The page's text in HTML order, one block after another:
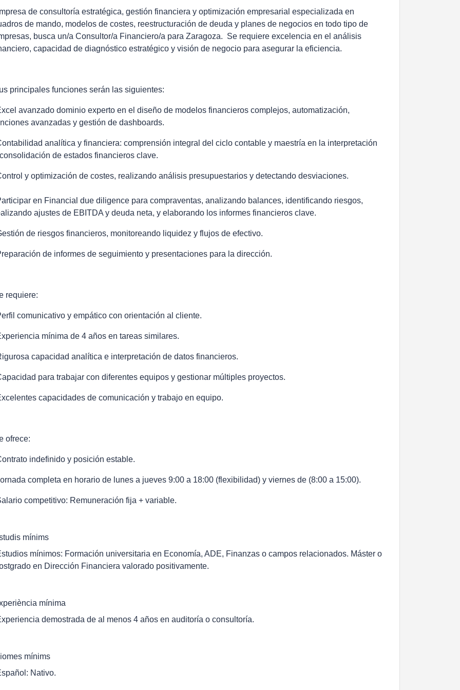
de consultoría estratégica, gestión financiera y optimización empresarial especializada en
de mando, modelos de costes, reestructuración de deuda y planes de negocios en todo tipo de
busca un/a Consultor/a Financiero/a para Zaragoza. Se requiere excelencia en el análisis
capacidad de diagnóstico estratégico y visión de negocio para asegurar la eficiencia.
principales funciones serán las siguientes:
avanzado dominio experto en el diseño de modelos financieros complejos, automatización,
avanzadas y gestión de dashboards.
analítica y financiera: comprensión integral del ciclo contable y maestría en la interpretación
de estados financieros clave.
y optimización de costes, realizando análisis presupuestarios y detectando desviaciones.
en Financial due diligence para compraventas, analizando balances, identificando riesgos,
ajustes de EBITDA y deuda neta, y elaborando los informes financieros clave.
de riesgos financieros, monitoreando liquidez y flujos de efectivo.
de informes de seguimiento y presentaciones para la dirección.
requiere:
comunicativo y empático con orientación al cliente.
mínima de 4 años en tareas similares.
capacidad analítica e interpretación de datos financieros.
para trabajar con diferentes equipos y gestionar múltiples proyectos.
capacidades de comunicación y trabajo en equipo.
ofrece:
indefinido y posición estable.
completa en horario de lunes a jueves 9:00 a 18:00 (flexibilidad) y viernes de (8:00 a 15:00).
competitivo: Remuneración fija + variable.
mínims
mínimos: Formación universitaria en Economía, ADE, Finanzas o campos relacionados. Máster o
en Dirección Financiera valorado positivamente.
mínima
demostrada de al menos 4 años en auditoría o consultoría.
mínims
Nativo.